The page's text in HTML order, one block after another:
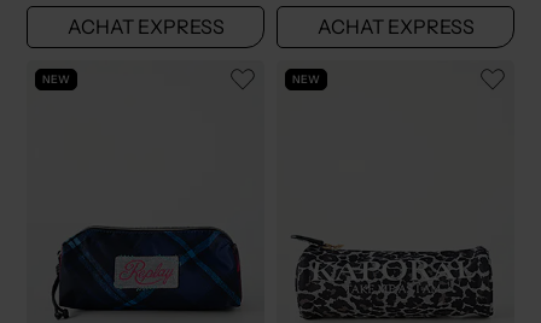
ACHAT EXPRESS ACHAT EXPRESS
NEW NEW